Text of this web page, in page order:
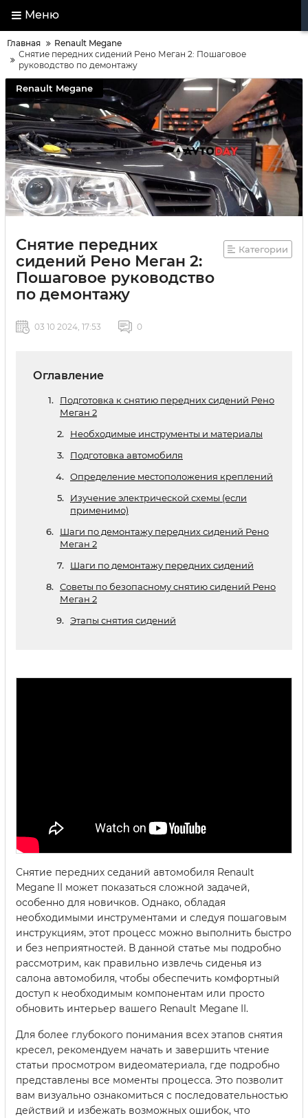
Меню
Главная
Renault Megane
Снятие передних сидений Рено Меган 2: Пошаговое
руководство по демонтажу
Renault Megane
Снятие передних
сидений Рено Меган 2:
Пошаговое руководство
по демонтажу
Категории
03 10 2024, 17:53 0
Оглавление
Подготовка к снятию передних сидений Рено
Меган 2
Необходимые инструменты и материалы
Подготовка автомобиля
Определение местоположения креплений
Изучение электрической схемы (если
применимо)
Шаги по демонтажу передних сидений Рено
Меган 2
Шаги по демонтажу передних сидений
Советы по безопасному снятию сидений Рено
Меган 2
Этапы снятия сидений
Снятие передних седаний автомобиля Renault
Megane II может показаться сложной задачей,
особенно для новичков. Однако, обладая
необходимыми инструментами и следуя пошаговым
инструкциям, этот процесс можно выполнить быстро
и без неприятностей. В данной статье мы подробно
рассмотрим, как правильно извлечь сиденья из
салона автомобиля, чтобы обеспечить комфортный
доступ к необходимым компонентам или просто
обновить интерьер вашего Renault Megane II.
Для более глубокого понимания всех этапов снятия
кресел, рекомендуем начать и завершить чтение
статьи просмотром видеоматериала, где подробно
представлены все моменты процесса. Это позволит
вам визуально ознакомиться с последовательностью
действий и избежать возможных ошибок, что